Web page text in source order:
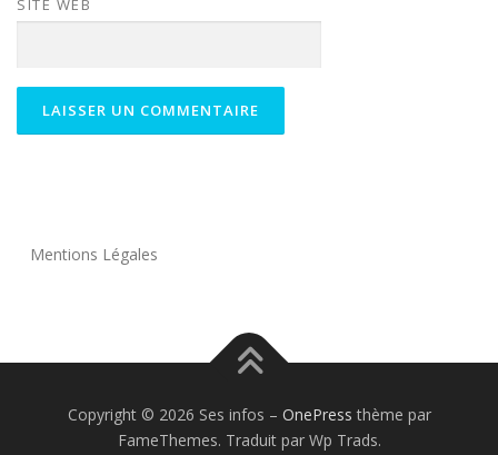
SITE WEB
Mentions Légales
Copyright © 2026 Ses infos – OnePress thème par
FameThemes. Traduit par Wp Trads.